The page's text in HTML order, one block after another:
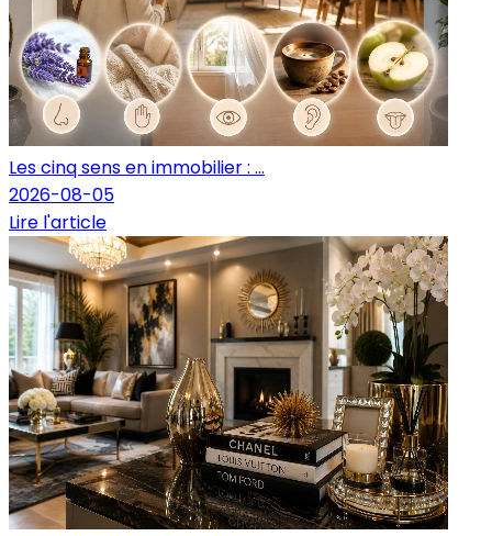
Les cinq sens en immobilier : ...
2026-08-05
Lire l'article